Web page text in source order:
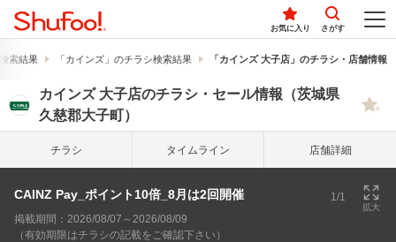
お気に入り さがす
索結果 「カインズ」のチラシ検索結果 「カインズ 大子店」のチラシ・店舗情報
カインズ 大子店のチラシ・セール情報（茨城県
久慈郡大子町）
チラシ タイム ライン 店舗詳細
CAINZ Pay_ポイント10倍_8月は2回開催 1/1
拡大
掲載期間：2026/08/07～2026/08/09
（有効期限はチラシの記載をご確認下さい）